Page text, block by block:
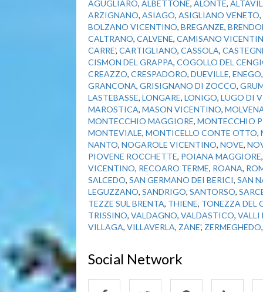
AGUGLIARO, ALBETTONE, ALONTE,
ARZIGNANO, ASIAGO, ASIGLIANO VENETO,
BOLZANO VICENTINO, BREGANZE,
CALTRANO, CALVENE, CAMISANO
CARRE', CARTIGLIANO, CASSOLA,
CISMON DEL GRAPPA, COGOLLO DEL
CREAZZO, CRESPADORO, DUEVILLE, ENEGO
GRANCONA, GRISIGNANO DI ZOCCO,
LASTEBASSE, LONGARE, LONIGO, LUGO DI
MAROSTICA, MASON VICENTINO,
MONTECCHIO MAGGIORE, MONTECCHIO
MONTEVIALE, MONTICELLO CONTE OTTO,
NANTO, NOGAROLE VICENTINO, NOVE,
PIOVENE ROCCHETTE, POIANA MAGGIORE
VICENTINO, RECOARO TERME, ROANA,
SALCEDO, SAN GERMANO DEI BERICI, SAN
LEGUZZANO, SANDRIGO, SANTORSO,
TEZZE SUL BRENTA, THIENE, TONEZZA DEL
TRISSINO, VALDAGNO, VALDASTICO, VALLI
VILLAGA, VILLAVERLA, ZANE', ZERMEGHEDO
Social Network